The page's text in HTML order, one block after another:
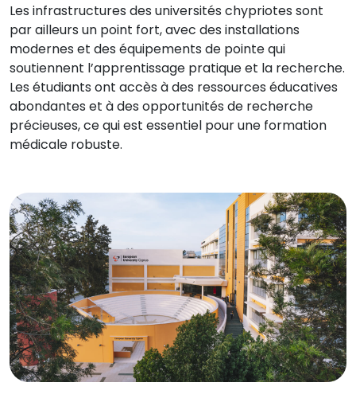
Les infrastructures des universités chypriotes sont
par ailleurs un point fort, avec des installations
modernes et des équipements de pointe qui
soutiennent l’apprentissage pratique et la recherche.
Les étudiants ont accès à des ressources éducatives
abondantes et à des opportunités de recherche
précieuses, ce qui est essentiel pour une formation
médicale robuste.